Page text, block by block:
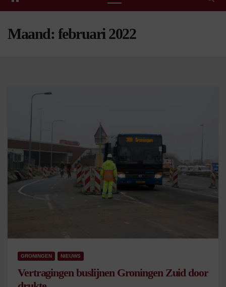
Maand: februari 2022
GRONINGEN NIEUWS
Vertragingen buslijnen Groningen Zuid door